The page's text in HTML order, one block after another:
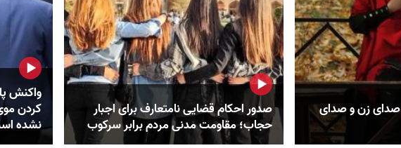
صدای زن و صدای
صدور احکام قضایی نامتعارف برای اجبار
حجاب؛ مقاومت مدنی مردم برابر سرکوب
واکنش
کردن
نشده